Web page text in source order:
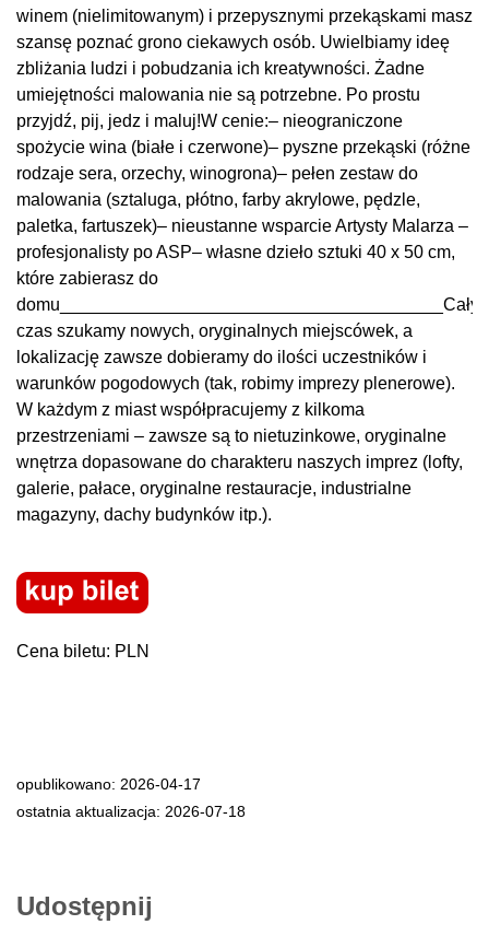
winem (nielimitowanym) i przepysznymi przekąskami masz
szansę poznać grono ciekawych osób. Uwielbiamy ideę
zbliżania ludzi i pobudzania ich kreatywności. Żadne
umiejętności malowania nie są potrzebne. Po prostu
przyjdź, pij, jedz i maluj!W cenie:– nieograniczone
spożycie wina (białe i czerwone)– pyszne przekąski (różne
rodzaje sera, orzechy, winogrona)– pełen zestaw do
malowania (sztaluga, płótno, farby akrylowe, pędzle,
paletka, fartuszek)– nieustanne wsparcie Artysty Malarza –
profesjonalisty po ASP– własne dzieło sztuki 40 x 50 cm,
które zabierasz do
domu_______________________________________Cały
czas szukamy nowych, oryginalnych miejscówek, a
lokalizację zawsze dobieramy do ilości uczestników i
warunków pogodowych (tak, robimy imprezy plenerowe).
W każdym z miast współpracujemy z kilkoma
przestrzeniami – zawsze są to nietuzinkowe, oryginalne
wnętrza dopasowane do charakteru naszych imprez (lofty,
galerie, pałace, oryginalne restauracje, industrialne
magazyny, dachy budynków itp.).
Cena biletu: PLN
opublikowano: 2026-04-17
ostatnia aktualizacja: 2026-07-18
Udostępnij